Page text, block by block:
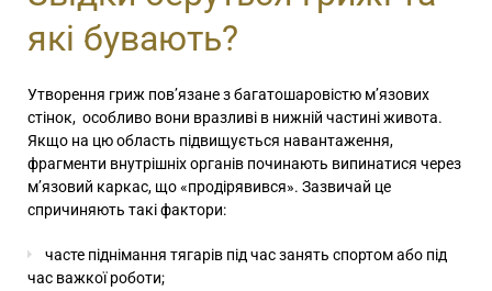
які бувають?
Утворення гриж пов’язане з багатошаровістю м’язових
стінок, особливо вони вразливі в нижній частині живота.
Якщо на цю область підвищується навантаження,
фрагменти внутрішніх органів починають випинатися через
м’язовий каркас, що «продірявився». Зазвичай це
спричиняють такі фактори:
часте піднімання тягарів під час занять спортом або під
час важкої роботи;